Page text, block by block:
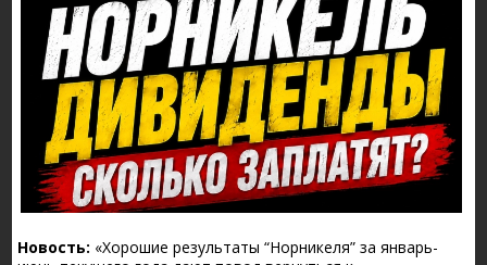
Новость: «Хорошие результаты “Норникеля” за январь-